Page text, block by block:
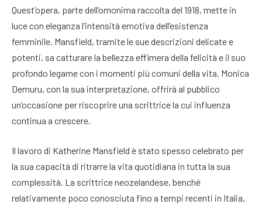
Quest’opera, parte dell’omonima raccolta del 1918, mette in
luce con eleganza l’intensità emotiva dell’esistenza
femminile. Mansfield, tramite le sue descrizioni delicate e
potenti, sa catturare la bellezza effimera della felicità e il suo
profondo legame con i momenti più comuni della vita. Monica
Demuru, con la sua interpretazione, offrirà al pubblico
un’occasione per riscoprire una scrittrice la cui influenza
continua a crescere.
Il lavoro di Katherine Mansfield è stato spesso celebrato per
la sua capacità di ritrarre la vita quotidiana in tutta la sua
complessità. La scrittrice neozelandese, benché
relativamente poco conosciuta fino a tempi recenti in Italia,